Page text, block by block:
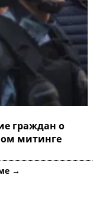
граждан о
митинге
→